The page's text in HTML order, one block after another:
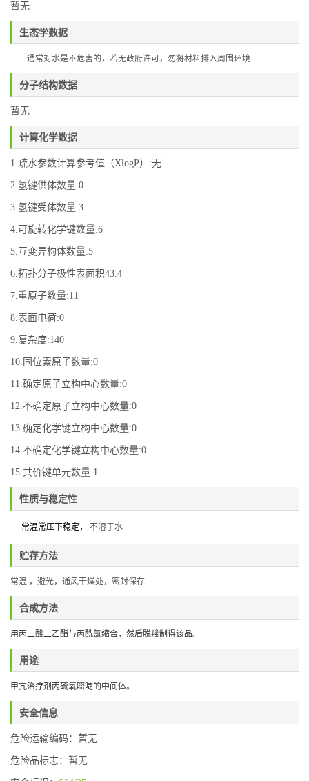
暂无
生态学数据
通常对水是不危害的，若无政府许可，勿将材料排入周围环境
分子结构数据
暂无
计算化学数据
1.疏水参数计算参考值（XlogP）:无
2.氢键供体数量:0
3.氢键受体数量:3
4.可旋转化学键数量:6
5.互变异构体数量:5
6.拓扑分子极性表面积43.4
7.重原子数量:11
8.表面电荷:0
9.复杂度:140
10.同位素原子数量:0
11.确定原子立构中心数量:0
12.不确定原子立构中心数量:0
13.确定化学键立构中心数量:0
14.不确定化学键立构中心数量:0
15.共价键单元数量:1
性质与稳定性
常温常压下稳定， 不溶于水
贮存方法
常温 ，避光，通风干燥处 ，密封保存
合成方法
用丙二酸二乙酯与丙酰氯缩合，然后脱羧制得该品。
用途
甲亢治疗剂丙硫氧嘧啶的中间体。
安全信息
危险运输编码：暂无
危险品标志：暂无